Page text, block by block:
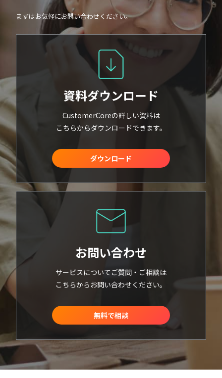
まずはお気軽にお問い合わせください。
資料ダウンロード
CustomerCoreの詳しい資料は
こちらからダウンロードできます。
ダウンロード
お問い合わせ
サービスについてご質問・ご相談は
こちらからお問い合わせください。
無料で相談